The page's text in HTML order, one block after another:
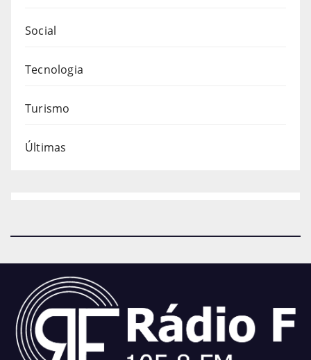
Social
Tecnologia
Turismo
Últimas